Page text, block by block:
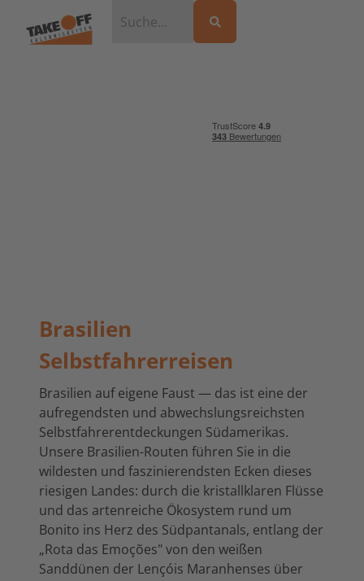
Brasilien
Selbstfahrerreisen
Brasilien auf eigene Faust — das ist eine der
aufregendsten und abwechslungsreichsten
Selbstfahrerentdeckungen Südamerikas.
Unsere Brasilien-Routen führen Sie in die
wildesten und faszinierendsten Ecken dieses
riesigen Landes: durch die kristallklaren Flüsse
und das artenreiche Ökosystem rund um
Bonito ins Herz des Südpantanals, entlang der
„Rota das Emoções" von den weißen
Sanddünen der Lençóis Maranhenses über